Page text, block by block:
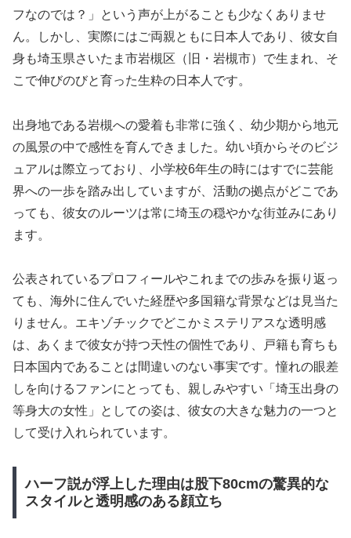
フなのでは？」という声が上がることも少なくありませ
ん。しかし、実際にはご両親ともに日本人であり、彼女自
身も埼玉県さいたま市岩槻区（旧・岩槻市）で生まれ、そ
こで伸びのびと育った生粋の日本人です。
出身地である岩槻への愛着も非常に強く、幼少期から地元
の風景の中で感性を育んできました。幼い頃からそのビジ
ュアルは際立っており、小学校6年生の時にはすでに芸能
界への一歩を踏み出していますが、活動の拠点がどこであ
っても、彼女のルーツは常に埼玉の穏やかな街並みにあり
ます。
公表されているプロフィールやこれまでの歩みを振り返っ
ても、海外に住んでいた経歴や多国籍な背景などは見当た
りません。エキゾチックでどこかミステリアスな透明感
は、あくまで彼女が持つ天性の個性であり、戸籍も育ちも
日本国内であることは間違いのない事実です。憧れの眼差
しを向けるファンにとっても、親しみやすい「埼玉出身の
等身大の女性」としての姿は、彼女の大きな魅力の一つと
して受け入れられています。
ハーフ説が浮上した理由は股下80cmの驚異的な
スタイルと透明感のある顔立ち